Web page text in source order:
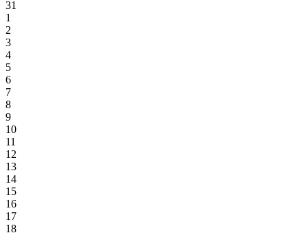
31
1
2
3
4
5
6
7
8
9
10
11
12
13
14
15
16
17
18